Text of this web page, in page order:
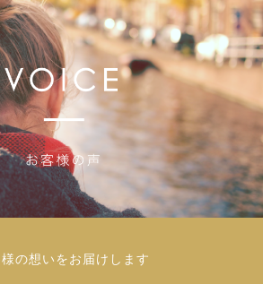
の想いをお届けします